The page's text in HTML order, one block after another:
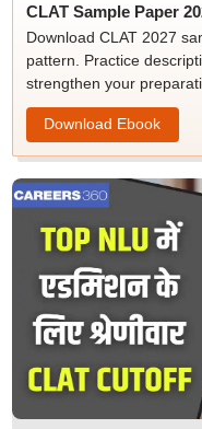
CLAT Sample Paper
Download CLAT 2027
pattern. Practice
strengthen your
Download Ebook